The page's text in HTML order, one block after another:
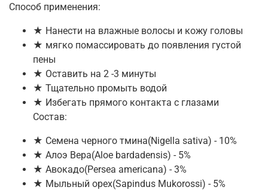
Способ применения:
★ Нанести на влажные волосы и кожу головы
★ мягко помассировать до появления густой
пены
★ Оставить на 2 -3 минуты
★ Тщательно промыть водой
★ Избегать прямого контакта с глазами
Состав:
★ Семена черного тмина(Nigella sativa) - 10%
★ Алоэ Вера(Aloe bardadensis) - 5%
★ Авокадо(Persea americana) - 3%
★ Мыльный орех(Sapindus Mukorossi) - 5%